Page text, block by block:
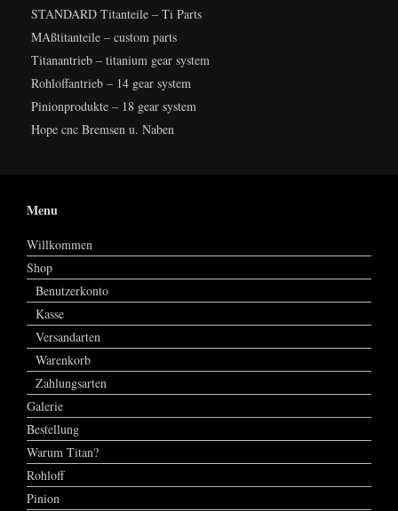
STANDARD Titanteile – Ti Parts
MAßtitanteile – custom parts
Titanantrieb – titanium gear system
Rohloffantrieb – 14 gear system
Pinionprodukte – 18 gear system
Hope cnc Bremsen u. Naben
Menu
Willkommen
Shop
Benutzerkonto
Kasse
Versandarten
Warenkorb
Zahlungsarten
Galerie
Bestellung
Warum Titan?
Rohloff
Pinion